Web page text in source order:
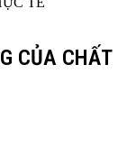
CỦA CHẤT